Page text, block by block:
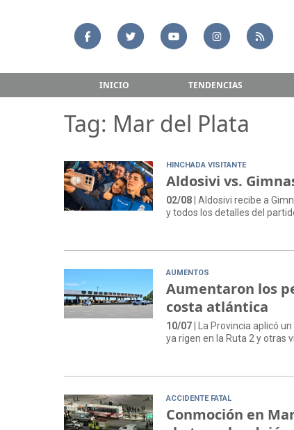
INICIO TENDENCIAS
Tag: Mar del Plata
HINCHADA VISITANTE
Aldosivi vs.
02/08 | Aldosivi recibe a
y todos los detalles del
AUMENTOS
Aumentaron los
costa atlántica
10/07 | La Provincia aplicó
ya rigen en la Ruta 2 y otras
ACCIDENTE FATAL
Conmoción en